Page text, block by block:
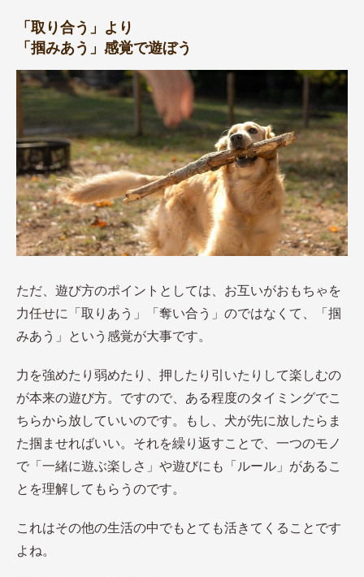
「取り合う」より
「掴みあう」感覚で遊ぼう
ただ、遊び方のポイントとしては、お互いがおもちゃを
力任せに「取りあう」「奪い合う」のではなくて、「掴
みあう」という感覚が大事です。
力を強めたり弱めたり、押したり引いたりして楽しむの
が本来の遊び方。ですので、ある程度のタイミングでこ
ちらから放していいのです。もし、犬が先に放したらま
た掴ませればいい。それを繰り返すことで、一つのモノ
で「一緒に遊ぶ楽しさ」や遊びにも「ルール」があるこ
とを理解してもらうのです。
これはその他の生活の中でもとても活きてくることです
よね。